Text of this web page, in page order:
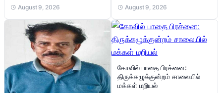
August 9, 2026 August 9, 2026
கோவில் பாதை பிரச்னை:
திருக்கழுக்குன்றம் சாலையில்
மக்கள் மறியல்